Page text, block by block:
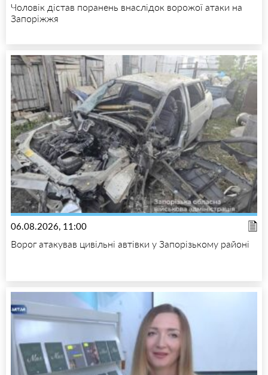
Чоловік дістав поранень внаслідок ворожої атаки на
Запоріжжя
06.08.2026, 11:00
Ворог атакував цивільні автівки у Запорізькому районі